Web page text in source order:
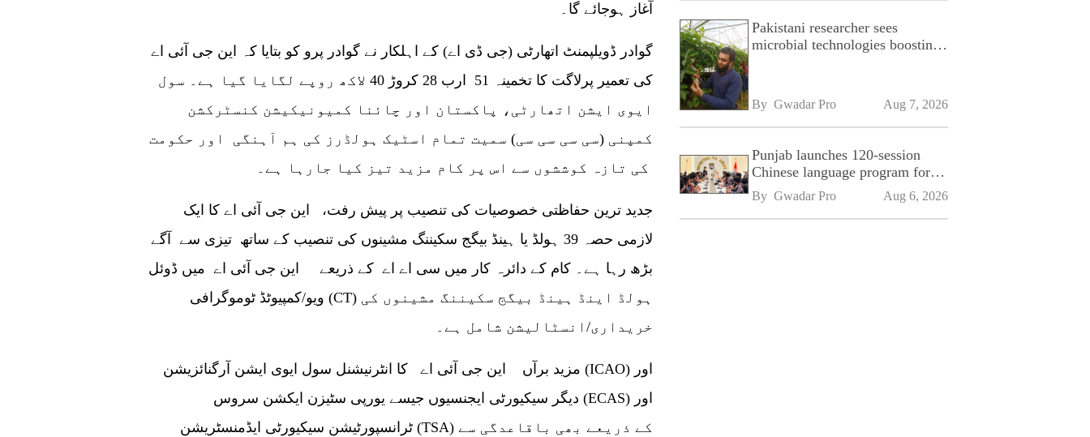
آغاز ہوجائے گا۔
گوادر ڈویلپمنٹ اتھارٹی (جی ڈی اے) کے اہلکار نے گوادر پرو کو بتایا کہ این جی آئی اے
کی تعمیر پرلاگت کا تخمینہ 51 ارب 28 کروڑ 40 لاکھ روپے لگایا گیا ہے۔ سول
ایوی ایشن اتھارٹی، پاکستان اور چائنا کمیونیکیشن کنسٹرکشن
کمپنی (سی سی سی سی) سمیت تمام اسٹیک ہولڈرز کی ہم آہنگی اور حکومت
لازمی حصہ 39 ہولڈ یا ہینڈ بیگج سکیننگ مشینوں کی تنصیب کے ساتھ تیزی سے آگے
بڑھ رہا ہے۔ کام کے دائرہ کار میں سی اے اے کے ذریعے این جی آئی اے میں ڈوئل
ویو/کمپیوٹڈ ٹوموگرافی (CT) ہولڈ اینڈ ہینڈ بیگج سکیننگ مشینوں کی
خریداری/انسٹالیشن شامل ہے۔
مزید برآں این جی آئی اے کا انٹرنیشنل سول ایوی ایشن آرگنائزیشن (ICAO) اور
دیگر سیکیورٹی ایجنسیوں جیسے یورپی سٹیزن ایکشن سروس (ECAS) اور
ٹرانسپورٹیشن سیکیورٹی ایڈمنسٹریشن (TSA) کے ذریعے بھی باقاعدگی سے
Pakistani researcher sees
microbial technologies boosting
By Gwadar Pro Aug 7, 2026
Punjab launches 120-session
Chinese language program for
SPU
By Gwadar Pro Aug 6, 2026